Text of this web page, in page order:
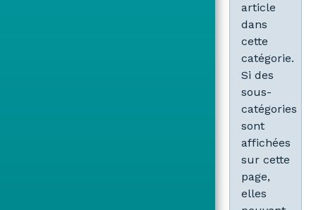
article
dans
cette
catégorie.
Si des
sous-
catégories
sont
affichées
sur cette
page,
elles